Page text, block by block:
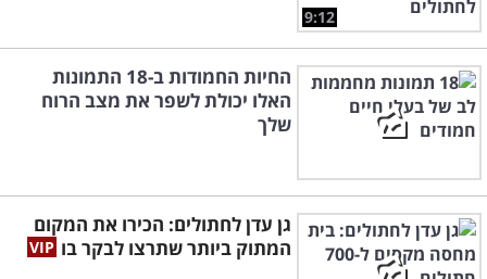
9:12
החיות החמודות ב-18 התמונות
האלו יכולת לשפר את מצב הרוח
שלך
גן עדן לחתולים: הכירו את המקום
המתוק ביותר שתרצו לבקר בו